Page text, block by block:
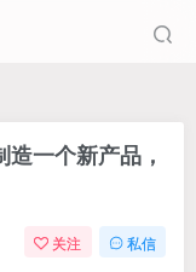
一个新产品，
关注 私信